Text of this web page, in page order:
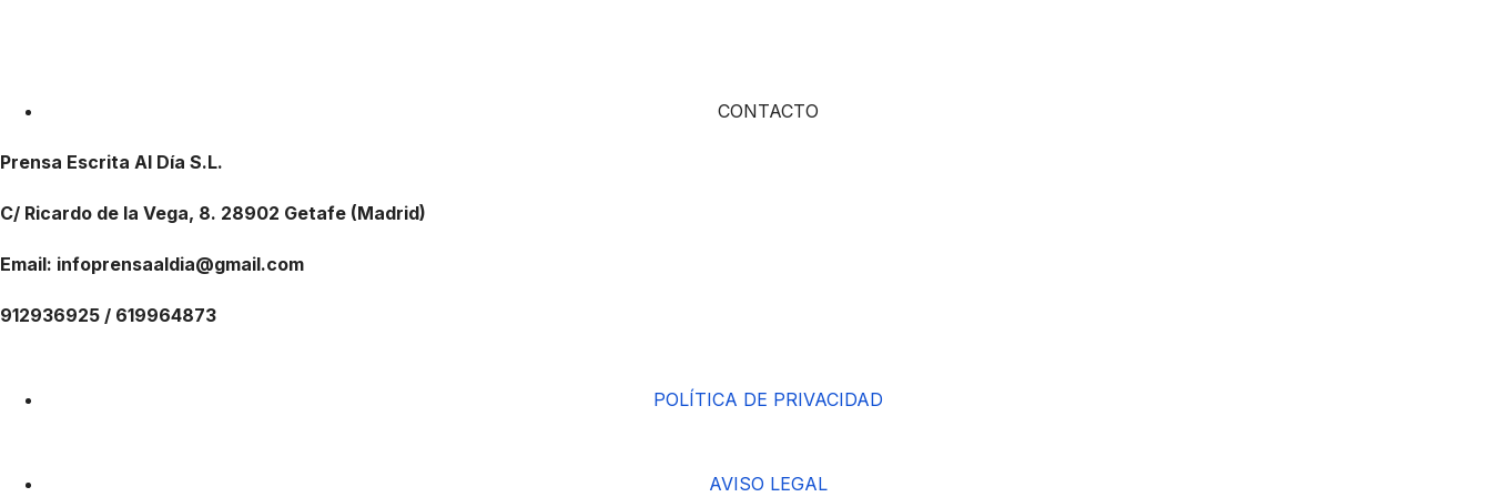
CONTACTO
Prensa Escrita Al Día S.L.
C/ Ricardo de la Vega, 8. 28902 Getafe (Madrid)
Email: infoprensaaldia@gmail.com
912936925 / 619964873
POLÍTICA DE PRIVACIDAD
AVISO LEGAL